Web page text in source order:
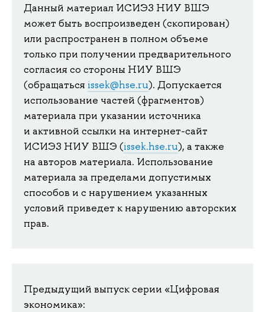
Данный материал ИСИЭЗ НИУ ВШЭ
может быть воспроизведен (скопирован)
или распространен в полном объеме
только при получении предварительного
согласия со стороны НИУ ВШЭ
(обращаться issek@hse.ru). Допускается
использование частей (фрагментов)
материала при указании источника
и активной ссылки на интернет-сайт
ИСИЭЗ НИУ ВШЭ (issek.hse.ru), а также
на авторов материала. Использование
материала за пределами допустимых
способов и с нарушением указанных
условий приведет к нарушению авторских
прав.
Предыдущий выпуск серии «Цифровая
экономика»: